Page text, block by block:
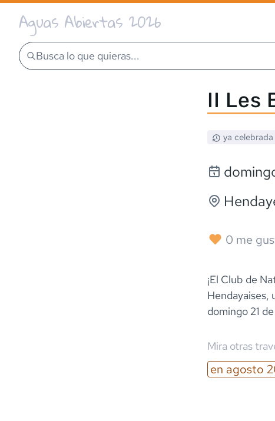
Aguas Abiertas 2026
Busca lo que quieras...
II Les
ya celebrada
0 me
¡El Club de
Hendayaises,
domingo 21
Mira otras
en agosto